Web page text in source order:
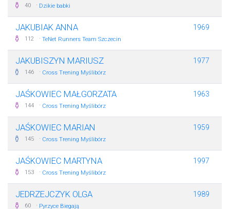
40 · Dzikie babki
JAKUBIAK ANNA
112 · TeNet Runners Team Szczecin
1969
JAKUBISZYN MARIUSZ
146 · Cross Trening Myślibórz
1977
JAŚKOWIEC MAŁGORZATA
144 · Cross Trening Myślibórz
1963
JAŚKOWIEC MARIAN
145 · Cross Trening Myślibórz
1959
JAŚKOWIEC MARTYNA
153 · Cross Trening Myślibórz
1997
JEDRZEJCZYK OLGA
60 · Pyrzyce Biegają
1989